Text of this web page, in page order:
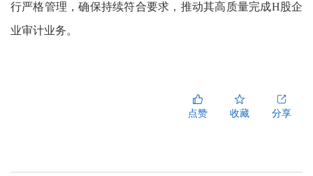
行严格管理，确保持续符合要求，推动其高质量完成H股企
业审计业务。
点赞 收藏 分享